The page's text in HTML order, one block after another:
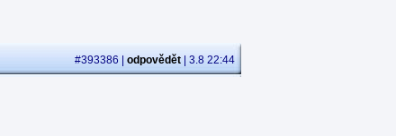
#393386 | odpovědět | 3.8 22:44